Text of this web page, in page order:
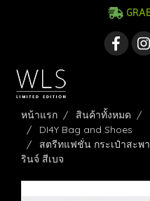
หน้าแรก สินค้าทั้งหมด
DI4Y Bag and Shoes
สตรีทแฟชั่น กระเป๋าสะพ
รินจ์ สีเบจ